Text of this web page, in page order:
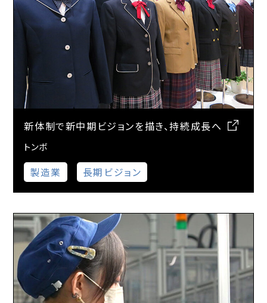
新体制で新中期ビジョンを描き、持続成長へ
トンボ
製造業 長期ビジョン